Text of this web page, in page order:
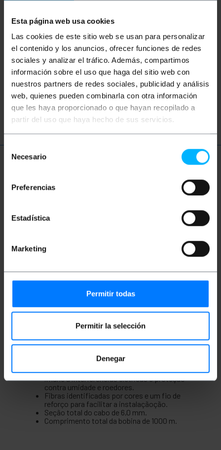
Esta página web usa cookies
Las cookies de este sitio web se usan para personalizar
el contenido y los anuncios, ofrecer funciones de redes
sociales y analizar el tráfico. Además, compartimos
información sobre el uso que haga del sitio web con
nuestros partners de redes sociales, publicidad y análisis
web, quienes pueden combinarla con otra información
que les haya proporcionado o que hayan recopilado a
partir del uso que haya hecho de sus servicios.
Selección
Necesario
Preferencias
Estadística
Marketing
Permitir todas
Permitir la selección
Denegar
Palavras-chave
Não encontrou o que estava procurando?
Este tópico pode ajudá-lo
rede ethernet LAN patch cord
ftth fibra ótica
recomendada para instalações externas. É uma
fibra óptica monomodo com seção de núcleo e
coeficiente de atrito, LZSH (Low Smoke Zero
identificadas por cores para facilitar a instalação e
conforto.
Especificações
para uso externo.
Seção do núcleo central e seu revestimento
de 9/125 microns (?m).
Bobina de baixo coeficiente de atrito, LZSH,
imune a interferências elétricas e proteção
contra umidade e roedores.
Fibras identificadas por cores e um fio de
reforço para facilitar a instalaçãoção.
Seção total do cabo de 6,0 mm.
Comprimento total da bobina de 1000 m.